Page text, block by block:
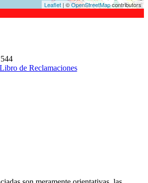
Leaflet | ©OpenStreetMapcontributors